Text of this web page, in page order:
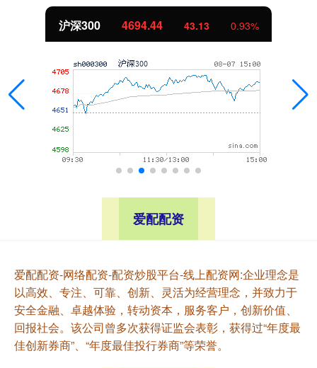
沪深300 4694.44 43.13 0.93%
爱配配资
爱配配资-网络配资-配资炒股平台-线上配资网:企业理念是
以高效、专注、可靠、创新、灵活为经营理念，并致力于
安全金融、卓越体验，转动资本，服务客户，创新价值、
回报社会。该公司曾多次获得证监会表彰，获得过“年度最
佳创新券商”、“年度最佳投行券商”等荣誉。